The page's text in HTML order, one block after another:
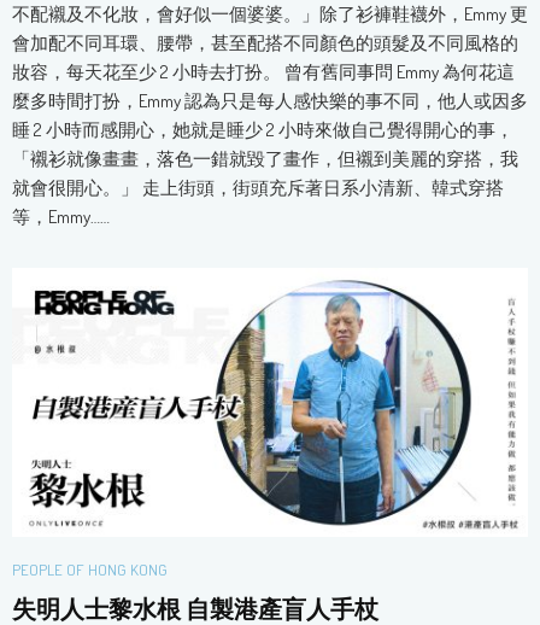
不配襯及不化妝，會好似一個婆婆。」除了衫褲鞋襪外，Emmy 更
會加配不同耳環、腰帶，甚至配搭不同顏色的頭髮及不同風格的
妝容，每天花至少 2 小時去打扮。 曾有舊同事問 Emmy 為何花這
麼多時間打扮，Emmy 認為只是每人感快樂的事不同，他人或因多
睡 2 小時而感開心，她就是睡少 2 小時來做自己覺得開心的事，
「襯衫就像畫畫，落色一錯就毀了畫作，但襯到美麗的穿搭，我
就會很開心。」 走上街頭，街頭充斥著日系小清新、韓式穿搭
等，Emmy……
PEOPLE OF HONG KONG
失明人士黎水根 自製港產盲人手杖